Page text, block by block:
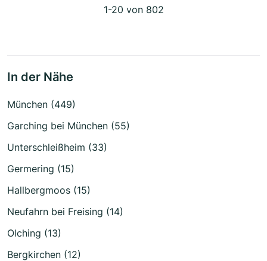
1-20 von 802
In der Nähe
München (449)
Garching bei München (55)
Unterschleißheim (33)
Germering (15)
Hallbergmoos (15)
Neufahrn bei Freising (14)
Olching (13)
Bergkirchen (12)